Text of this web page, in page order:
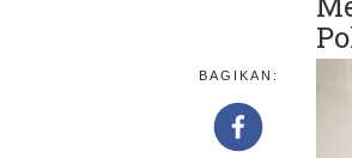
BAGIKAN: